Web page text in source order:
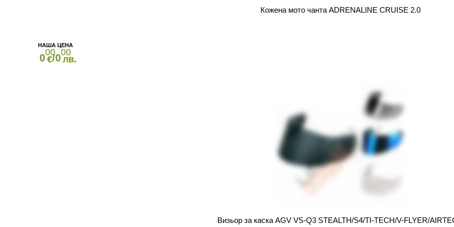
Кожена мото чанта ADRENALINE CRUISE 2.0
000
€/000
лв.
Визьор за каска AGV VS-Q3 STEALTH/S4/TI-TECH/V-FLYER/